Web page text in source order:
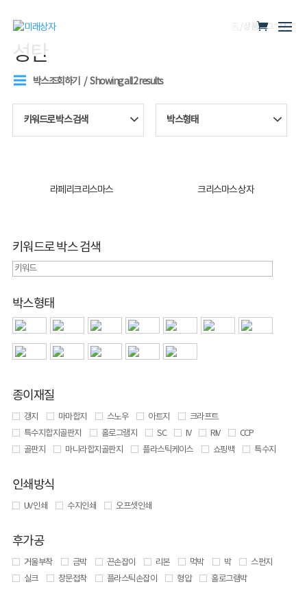
/ 상품 태그 “성탄”
성탄
박스조회하기 Showing all 2 results
키워드로 박스 검색 박스형태
라페리크리스마스 크리스마스 상자
키워드로 박스 검색
박스형태
종이재질
갱지 마마합지 스노우 아트지
크라프트
특수지합지골판지
홀로그램지 SC IV RIV
CCP
골판지
마니라합지골판지 플라스틱케이스 쇼핑백 특수지
인쇄방식
UV 인쇄 수지인쇄 오프셋인쇄
후가공
거울부착 금박 끈손잡이 리본 먹박 박
스펀지
실크
창문접착 플라스틱손잡이 형압 홀로그램박